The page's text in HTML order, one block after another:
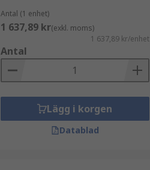
Antal (1 enhet)
1 637,89 kr(exkl. moms)
1 637,89 kr/enhet
Antal
Lägg i korgen
Datablad